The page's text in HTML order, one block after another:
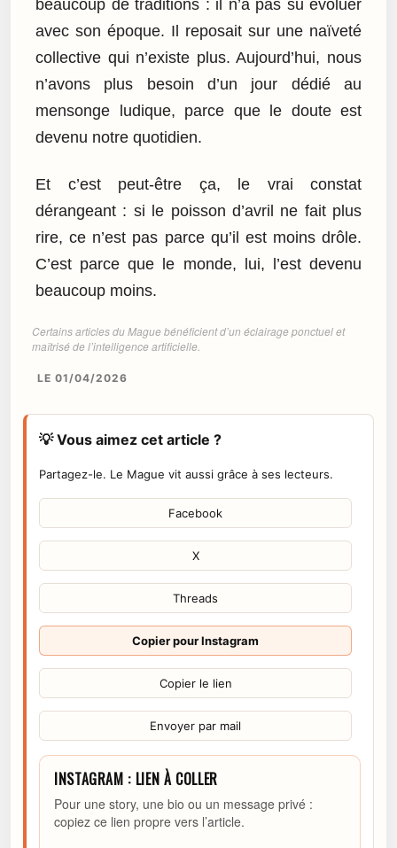
beaucoup de traditions : il n’a pas su évoluer
avec son époque. Il reposait sur une naïveté
collective qui n’existe plus. Aujourd’hui, nous
n’avons plus besoin d’un jour dédié au
mensonge ludique, parce que le doute est
devenu notre quotidien.
Et c’est peut-être ça, le vrai constat
dérangeant : si le poisson d’avril ne fait plus
rire, ce n’est pas parce qu’il est moins drôle.
C’est parce que le monde, lui, l’est devenu
beaucoup moins.
Certains articles du Mague bénéficient d’un éclairage ponctuel et
maîtrisé de l’intelligence artificielle.
LE 01/04/2026
💡 Vous aimez cet article ?
Partagez-le. Le Mague vit aussi grâce à ses lecteurs.
Facebook
X
Threads
Copier pour Instagram
Copier le lien
Envoyer par mail
INSTAGRAM : LIEN À COLLER
Pour une story, une bio ou un message privé :
copiez ce lien propre vers l’article.